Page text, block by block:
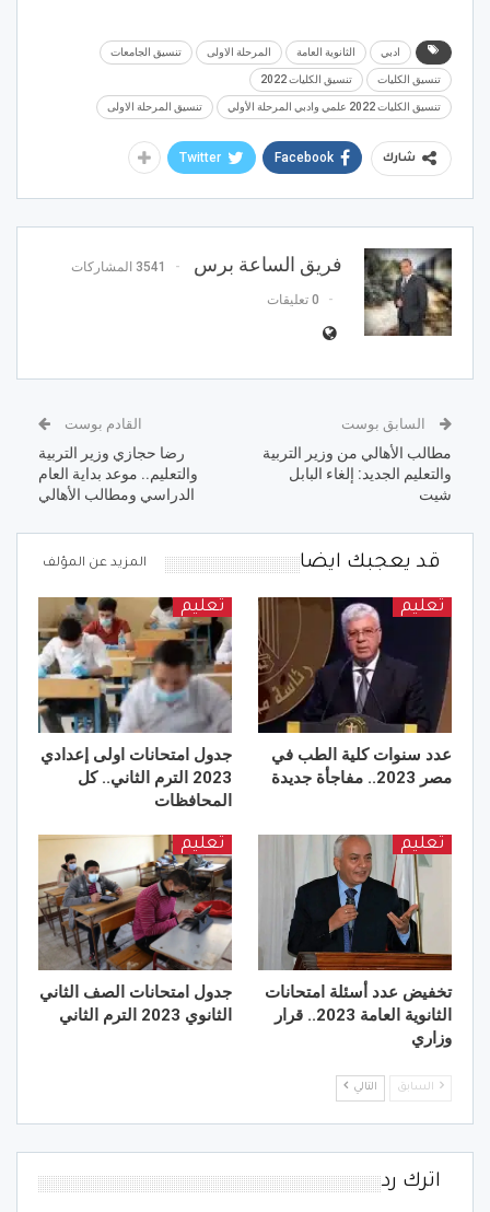
ادبي الثانوية العامة المرحلة الاولى تنسيق الجامعات
تنسيق الكليات تنسيق الكليات 2022
تنسيق الكليات 2022 علمي وادبي المرحلة الأولي تنسيق المرحلة الاولى
شارك Facebook
Twitter
فريق الساعة برس 3541 المشاركات
0 تعليقات
السابق بوست
مطالب الأهالي من وزير التربية
والتعليم الجديد: إلغاء البابل
شيت
القادم بوست
رضا حجازي وزير التربية
والتعليم.. موعد بداية العام
الدراسي ومطالب الأهالي
قد يعجبك ايضا المزيد عن المؤلف
تعليم
عدد سنوات كلية الطب في
مصر 2023.. مفاجأة جديدة
تعليم
جدول امتحانات اولى إعدادي
2023 الترم الثاني.. كل
المحافظات
تعليم
تخفيض عدد أسئلة امتحانات
الثانوية العامة 2023.. قرار
وزاري
تعليم
جدول امتحانات الصف الثاني
الثانوي 2023 الترم الثاني
السابق التالي
اترك رد